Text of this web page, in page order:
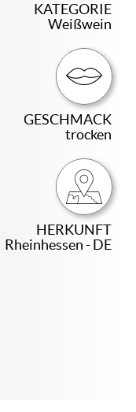
KATEGORIE
Weißwein
GESCHMACK
trocken
HERKUNFT
Rheinhessen - DE